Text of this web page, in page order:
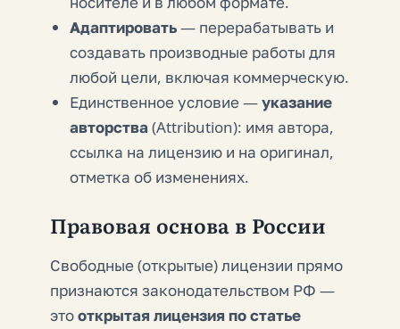
Адаптировать— перерабатывать и
создавать производные работы для
любой цели, включая коммерческую.
Единственное условие —указание
авторства(Attribution): имя автора,
ссылка на лицензию и на оригинал,
отметка об изменениях.
Правовая основа в России
Свободные (открытые) лицензии прямо
признаются законодательством РФ —
этооткрытая лицензия по статье